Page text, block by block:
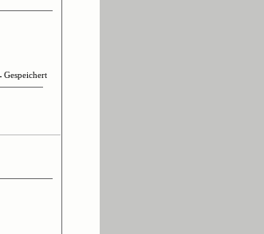
Gespeichert